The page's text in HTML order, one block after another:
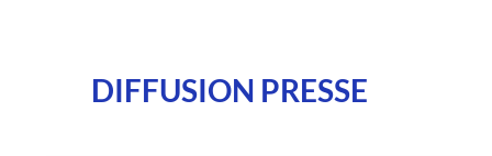
DIFFUSION PRESSE